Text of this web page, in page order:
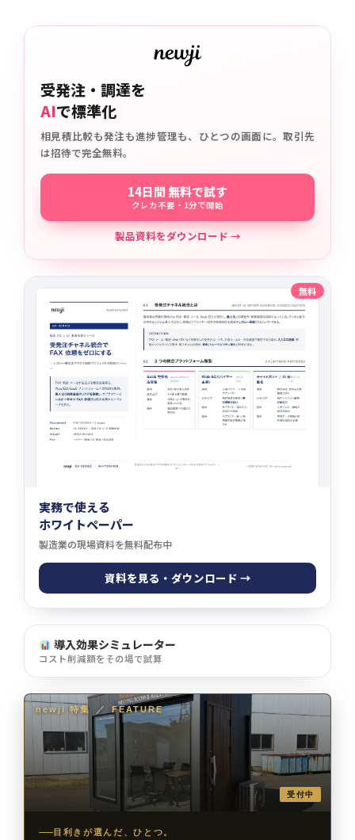
受発注・調達を
AIで標準化
相見積比較も発注も進捗管理も、ひとつの画面に。取引先
は招待で完全無料。
14日間 無料で試す
クレカ不要・1分で開始
製品資料をダウンロード →
無料
実務で使える
ホワイトペーパー
製造業の現場資料を無料配布中
資料を見る・ダウンロード →
導入効果シミュレーター
コスト削減額をその場で試算
newji 特集 ／ FEATURE
受付中
目利きが選んだ、ひとつ。